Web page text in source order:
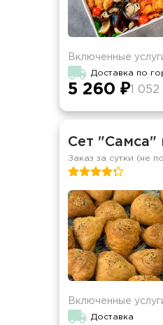
Включенные
Доставка по
5 260 ₽1 052
Сет "Самса"
Заказ за сутки (не
Включенные
Доставка